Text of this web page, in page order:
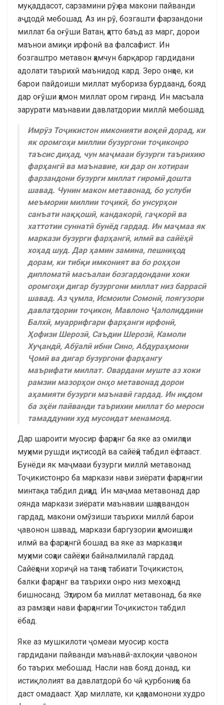
муқаддасот, сарзамини рӯҳ ва макони пайванди
аҷдодӣ мебошад. Аз ин рӯ, бозгашти фарзандони
миллат ба оғӯши Ватан, ҳатто баъд аз марг, дорои
маънои амиқи ирфонӣ ва фалсафист. Ин
бозгаштро метавон ҳамчун барқарор гардидани
адолати таърихӣ маънидод кард. Зеро онҳое, ки
барои пайдоиши миллат мубориза бурдаанд, бояд
дар оғӯши ҳамон миллат ором гиранд. Ин масъала
зарурати маънавии давлатдории миллӣ мебошад.
Имрӯз Тоҷикистон имконияти воқеӣ дорад, ки
як оромгоҳи миллии бузургони тоҷиконро
таъсис диҳад, чун маҷмааи бузурги таърихию
фарҳангӣ ва маънавие, ки дар он хотираи
фарзандони бузурги миллат гиромӣ дошта
шавад. Чунин макон метавонад, бо услуби
меъмории миллии тоҷикӣ, бо унсурҳои
санъати наққошӣ, кандакорӣ, гаҷкорӣ ва
хаттотии суннатӣ бунёд гардад. Ин маҷмаа як
маркази бузурги фарҳангӣ, илмӣ ва сайёҳӣ
хоҳад шуд. Дар ҳамин замина, пешниҳод
дорам, ки тибқи имконият ва бо роҳҳои
дипломатӣ масъалаи бозгардондани хоки
оромгоҳи дигар бузургони миллат низ баррасӣ
шавад. Аз ҷумла, Исмоили Сомонӣ, поягузори
давлатдории тоҷикон, Мавлоно Ҷалолиддини
Балхӣ, муаррифгари фарҳанги ирфонӣ,
Ҳофизи Шерозӣ, Саъдии Шерозӣ, Камоли
Хуҷандӣ, Абӯалӣ ибни Сино, Абдураҳмони
Ҷомӣ ва дигар бузургони фарҳангу
маърифати миллат. Овардани муште аз хоки
рамзии мазорҳои онҳо метавонад дорои
аҳамияти бузурги маънавӣ гардад. Ин иқдом
ба эҳёи пайванди таърихии миллат бо мероси
тамаддунии худ мусоидат менамояд.
Дар шароити муосир фарҳанг ба яке аз омилҳои
муҳими рушди иқтисодӣ ва сайёҳӣ табдил ёфтааст.
Бунёди як маҷмааи бузурги миллӣ метавонад
Тоҷикистонро ба маркази нави зиёрати фарҳангии
минтақа табдил диҳад. Ин маҷмаа метавонад дар
оянда маркази зиёрати маънавии шаҳрвандон
гардад, макони омӯзиши таърихи миллӣ барои
ҷавонон шавад, маркази баргузории ҳамоишҳои
илмӣ ва фарҳангӣ бошад ва яке аз марказҳои
муҳими соҳаи сайёҳии байналмилалӣ гардад.
Сайёҳони хориҷӣ на танҳо табиати Тоҷикистон,
балки фарҳанг ва таърихи онро низ мехоҳанд
бишносанд. Эҳтиром ба миллат метавонад, ба яке
аз рамзҳои нави фарҳангии Тоҷикистон табдил
ёбад.
Яке аз мушкилоти ҷомеаи муосир коста
гардидани пайванди маънавӣ-ахлоқии ҷавонон
бо таърих мебошад. Насли нав бояд донад, ки
истиқлолият ва давлатдорӣ бо чӣ қурбониҳо ба
даст омадааст. Ҳар миллате, ки қаҳрамонони худро